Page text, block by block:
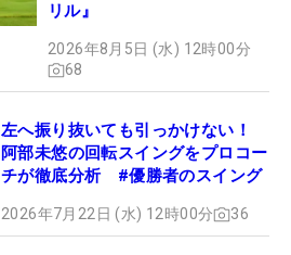
リル』
2026年8月5日 (水) 12時00分
68
左へ振り抜いても引っかけない！
阿部未悠の回転スイングをプロコー
チが徹底分析 #優勝者のスイング
2026年7月22日 (水) 12時00分 36